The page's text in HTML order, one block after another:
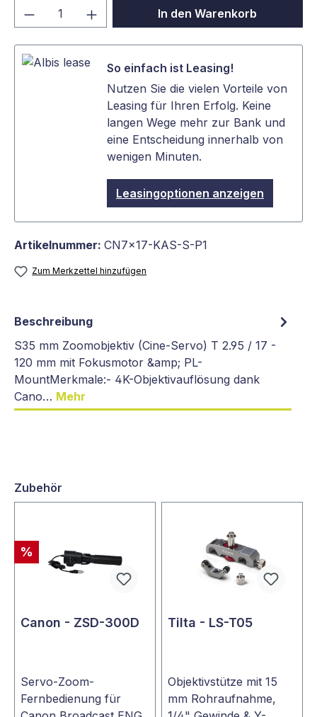
Produkt Anzahl: Gib denIn den Warenkorb
So einfach ist Leasing!
Nutzen Sie die vielen Vorteile von
Leasing für Ihren Erfolg. Keine
langen Wege mehr zur Bank und
eine Entscheidung innerhalb von
wenigen Minuten.
Leasingoptionen anzeigen
Artikelnummer: CN7x17-KAS-S-P1
Zum Merkzettel hinzufügen
Beschreibung
S35 mm Zoomobjektiv (Cine-Servo) T 2.95 / 17 -
120 mm mit Fokusmotor &amp; PL-
MountMerkmale:- 4K-Objektivauflösung dank
Cano… Mehr
Zubehör
%
Canon - ZSD-300D
Servo-Zoom-
Fernbedienung für
Tilta - LS-T05
Objektivstütze mit 15
mm Rohraufnahme,